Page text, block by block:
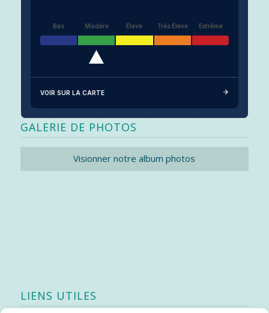
Bas Modéré Élevé Très Élevé Extrême
VOIR SUR LA CARTE
GALERIE DE PHOTOS
Visionner notre album photos
LIENS UTILES